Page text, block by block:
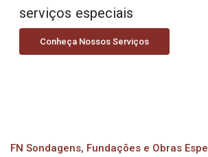
serviços especiais
Conheça Nossos Serviços
FN Sondagens, Fundações e Obras